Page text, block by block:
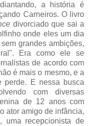
a história é
Carneiros. O livro
divorciado que sai a
onde eles um dia
grandes ambições,
Era como ele se
de acordo com
é mais o mesmo, e a
perde. E nessa busca
com diversas
de 12 anos com
ator amigo de infância,
uma recepcionista de